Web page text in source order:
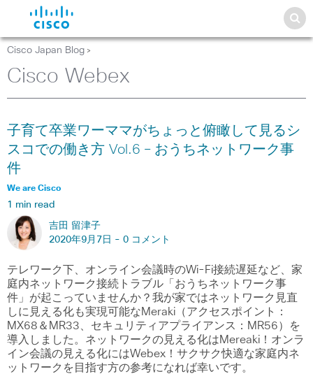
Cisco Japan Blog >
Cisco Webex
子育て卒業ワーママがちょっと俯瞰して見るシ
スコでの働き方 Vol.6 – おうちネットワーク事
件
We are Cisco
1 min read
吉田 留津子
2020年9月7日 - 0 コメント
テレワーク下、オンライン会議時のWi-Fi接続遅延など、家
庭内ネットワーク接続トラブル「おうちネットワーク事
件」が起こっていませんか？我が家ではネットワーク見直
しに見える化も実現可能なMeraki（アクセスポイント：
MX68＆MR33、セキュリティアプライアンス：MR56）を
導入しました。ネットワークの見える化はMereaki！オンラ
イン会議の見える化にはWebex！サクサク快適な家庭内ネ
ットワークを目指す方の参考になれば幸いです。